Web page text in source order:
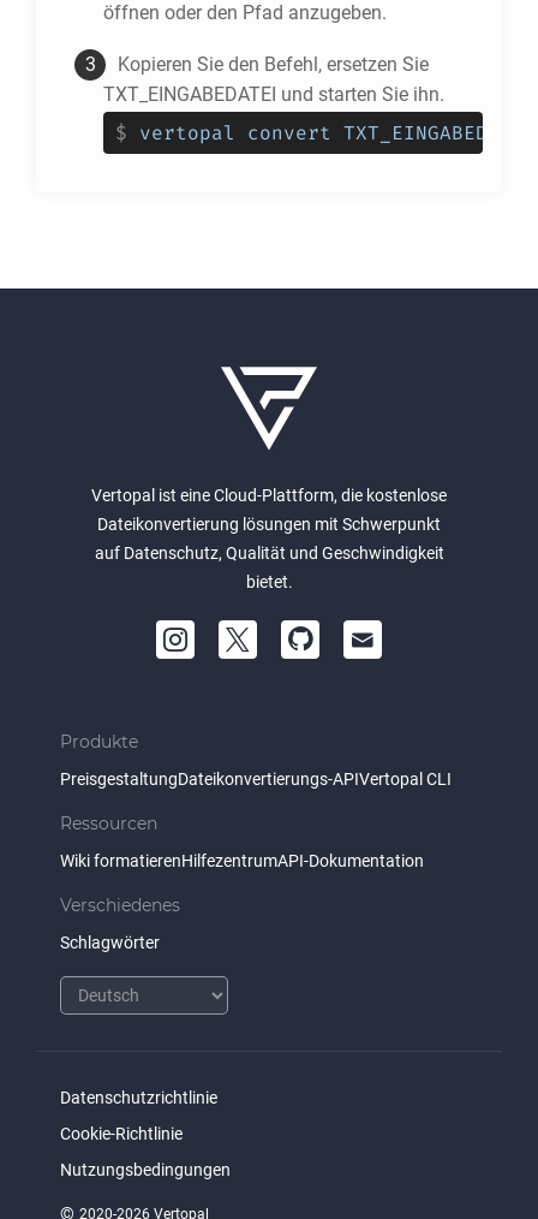
öffnen oder den Pfad anzugeben.
Kopieren Sie den Befehl, ersetzen Sie
TXT_EINGABEDATEI und starten Sie ihn.
$ vertopal convert
Vertopal ist eine Cloud-Plattform, die kostenlose
Dateikonvertierung lösungen mit Schwerpunkt
auf Datenschutz, Qualität und Geschwindigkeit
bietet.
Produkte
PreisgestaltungDateikonvertierungs-APIVertopal CLI
Ressourcen
Wiki formatierenHilfezentrumAPI-Dokumentation
Verschiedenes
Schlagwörter
Datenschutzrichtlinie
Cookie-Richtlinie
Nutzungsbedingungen
© 2020-2026 Vertopal